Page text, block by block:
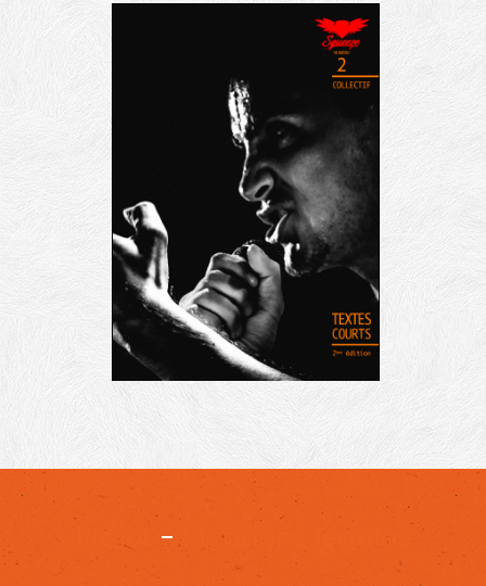
Projet -Mentions légales